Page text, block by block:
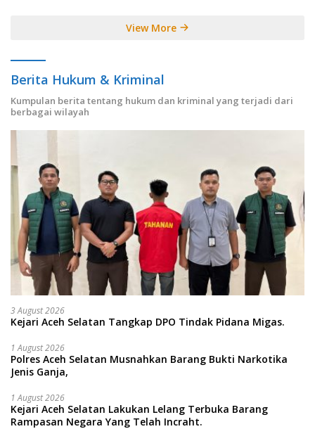
View More
Berita Hukum & Kriminal
Kumpulan berita tentang hukum dan kriminal yang terjadi dari
berbagai wilayah
3 August 2026
Kejari Aceh Selatan Tangkap DPO Tindak Pidana Migas.
1 August 2026
Polres Aceh Selatan Musnahkan Barang Bukti Narkotika
Jenis Ganja,
1 August 2026
Kejari Aceh Selatan Lakukan Lelang Terbuka Barang
Rampasan Negara Yang Telah Incraht.